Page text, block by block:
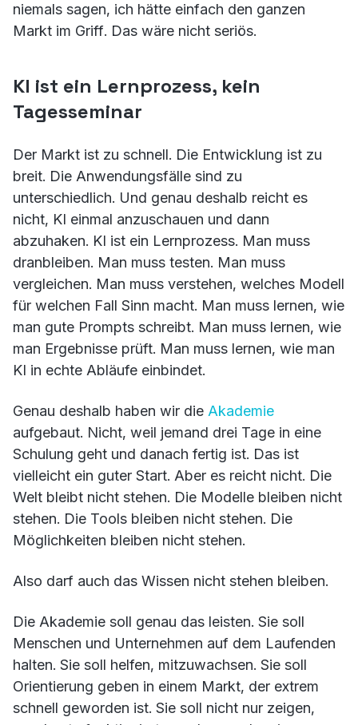
niemals sagen, ich hätte einfach den ganzen
Markt im Griff. Das wäre nicht seriös.
KI ist ein Lernprozess, kein
Tagesseminar
Der Markt ist zu schnell. Die Entwicklung ist zu
breit. Die Anwendungsfälle sind zu
unterschiedlich. Und genau deshalb reicht es
nicht, KI einmal anzuschauen und dann
abzuhaken. KI ist ein Lernprozess. Man muss
dranbleiben. Man muss testen. Man muss
vergleichen. Man muss verstehen, welches Modell
für welchen Fall Sinn macht. Man muss lernen, wie
man gute Prompts schreibt. Man muss lernen, wie
man Ergebnisse prüft. Man muss lernen, wie man
KI in echte Abläufe einbindet.
Genau deshalb haben wir die Akademie
aufgebaut. Nicht, weil jemand drei Tage in eine
Schulung geht und danach fertig ist. Das ist
vielleicht ein guter Start. Aber es reicht nicht. Die
Welt bleibt nicht stehen. Die Modelle bleiben nicht
stehen. Die Tools bleiben nicht stehen. Die
Möglichkeiten bleiben nicht stehen.
Also darf auch das Wissen nicht stehen bleiben.
Die Akademie soll genau das leisten. Sie soll
Menschen und Unternehmen auf dem Laufenden
halten. Sie soll helfen, mitzuwachsen. Sie soll
Orientierung geben in einem Markt, der extrem
schnell geworden ist. Sie soll nicht nur zeigen,